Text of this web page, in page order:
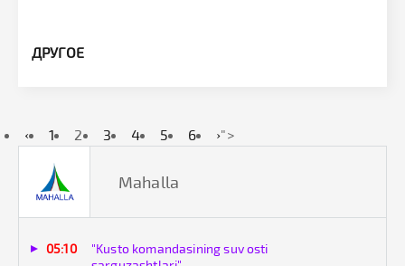
ДРУГОЕ
‹ 1 2 3 4 5 6 ›">
Mahalla
05:10
"Kusto komandasining suv osti